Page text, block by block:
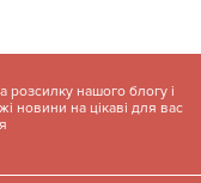
розсилку нашого блогу і
новини на цікаві для вас